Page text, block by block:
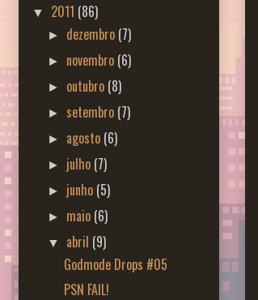
▼ 2011 (86)
► dezembro (7)
► novembro (6)
► outubro (8)
► setembro (7)
► agosto (6)
► julho (7)
► junho (5)
► maio (6)
▼ abril (9)
Godmode Drops #05
PSN FAIL!